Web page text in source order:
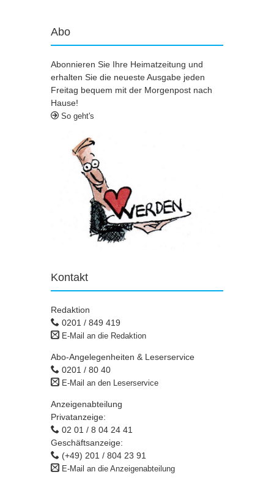
Abo
Abonnieren Sie Ihre Heimatzeitung und
erhalten Sie die neueste Ausgabe jeden
Freitag bequem mit der Morgenpost nach
Hause!
So geht's
Kontakt
Redaktion
0201 / 849 419
E-Mail an die Redaktion
Abo-Angelegenheiten & Leserservice
0201 / 80 40
E-Mail an den Leserservice
Anzeigenabteilung
Privatanzeige:
02 01 / 8 04 24 41
Geschäftsanzeige:
(+49) 201 / 804 23 91
E-Mail an die Anzeigenabteilung